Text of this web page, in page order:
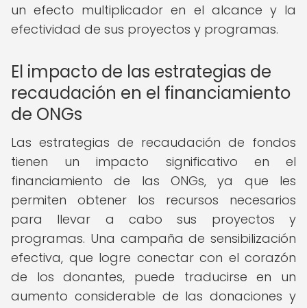
un efecto multiplicador en el alcance y la
efectividad de sus proyectos y programas.
El impacto de las estrategias de
recaudación en el financiamiento
de ONGs
Las estrategias de recaudación de fondos
tienen un impacto significativo en el
financiamiento de las ONGs, ya que les
permiten obtener los recursos necesarios
para llevar a cabo sus proyectos y
programas. Una campaña de sensibilización
efectiva, que logre conectar con el corazón
de los donantes, puede traducirse en un
aumento considerable de las donaciones y